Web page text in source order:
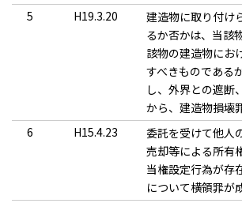
5
H19.3.20
建造物に取り付け
るか否かは、当該
該物の建造物にお
すべきものである
し、外界との遮断
から、建造物損壊
6
H15.4.23
委託を受けて他人
売却等による所有
当権設定行為が存
について横領罪が